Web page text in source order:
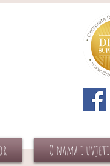
O nama i uvjeti